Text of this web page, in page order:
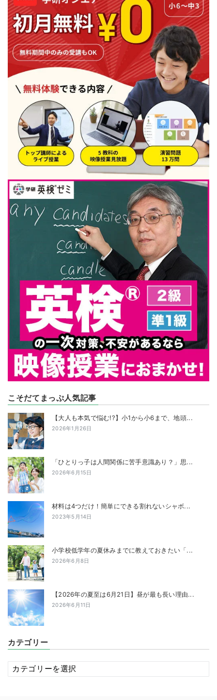
こそだてまっぷ人気記事
【大人も本気で悩む!?】小1から小6まで、地頭...
2026年1月26日
「ひとりっ子は人間関係に苦手意識あり？」思...
2026年6月15日
材料は4つだけ！簡単にできる割れないシャボ...
2023年5月14日
小学校低学年の夏休みまでに教えておきたい「...
2026年6月8日
【2026年の夏至は6月21日】昼が最も長い理由...
2026年6月11日
カテゴリー
カ
テ